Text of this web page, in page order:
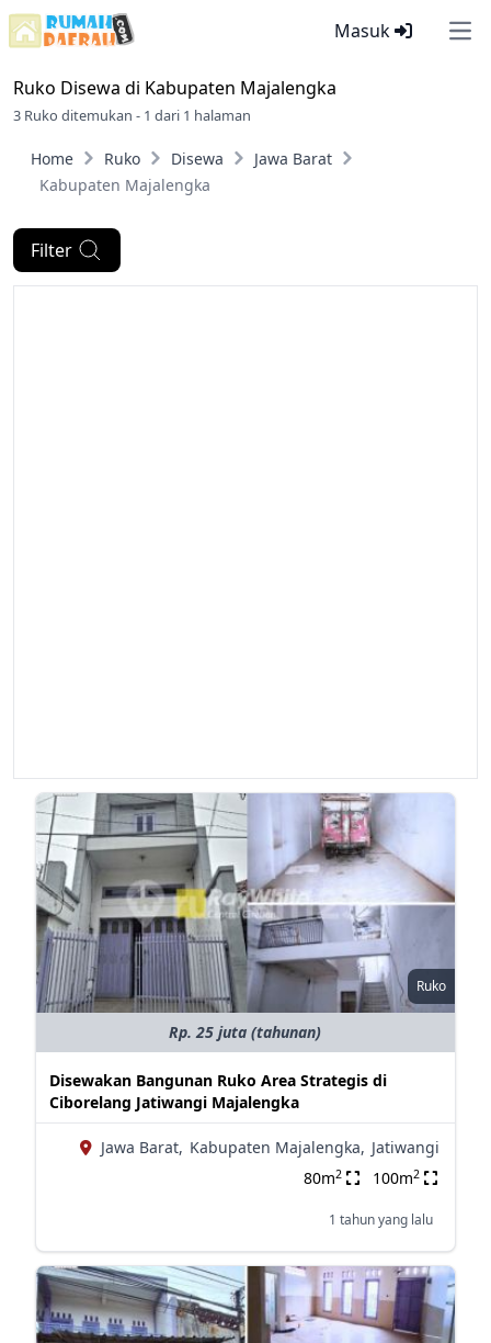
Masuk
Ruko Disewa di Kabupaten Majalengka
3 Ruko ditemukan - 1 dari 1 halaman
Home Ruko Disewa
Jawa Barat
Kabupaten Majalengka
Filter
Ruko
Rp. 25 juta (tahunan)
Disewakan Bangunan Ruko Area Strategis di
Ciborelang Jatiwangi Majalengka
Jawa Barat, Kabupaten Majalengka, Jatiwangi
80m2 100m2
1 tahun yang lalu